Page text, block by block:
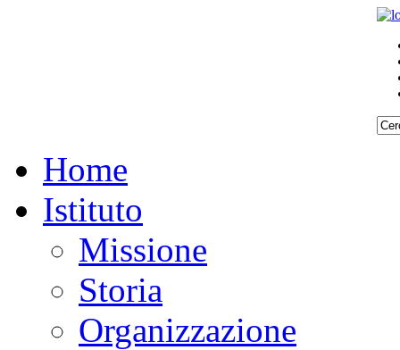
Home
Istituto
Missione
Storia
Organizzazione